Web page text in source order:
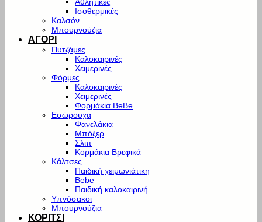
Ισοθερμικές
Καλσόν
Μπουρνούζια
ΑΓΟΡΙ
Πυτζάμες
Καλοκαιρινές
Χειμερινές
Φόρμες
Καλοκαιρινές
Χειμερινές
Φορμάκια BeBe
Εσώρουχα
Φανελάκια
Μπόξερ
Σλιπ
Κορμάκια Βρεφικά
Κάλτσες
Παιδική χειμωνιάτικη
Bebe
Παιδική καλοκαιρινή
Υπνόσακοι
Μπουρνούζια
ΚΟΡΙΤΣΙ